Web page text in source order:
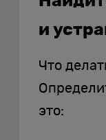
и
Что
это: